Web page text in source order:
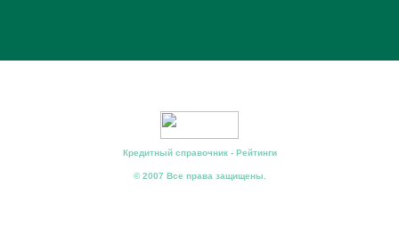
Кредитный справочник - Рейтинги
© 2007 Все права защищены.